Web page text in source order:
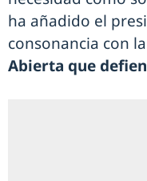
ha añadido el
consonancia con la
Abierta que